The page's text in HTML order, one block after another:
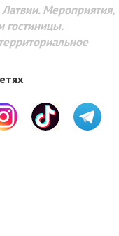
Мероприятия,
гостиницы.